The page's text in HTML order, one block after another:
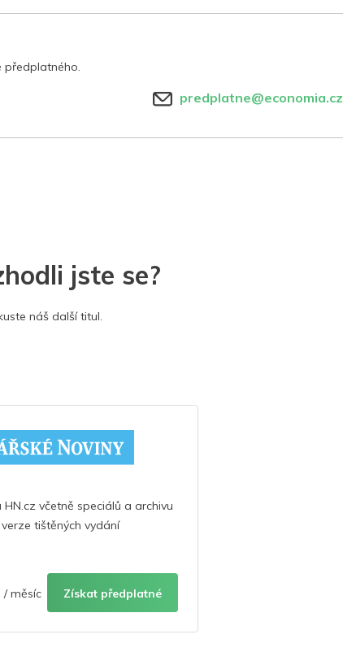
předplatného.
predplatne@economia.cz
jste se?
náš další titul.
HN.cz včetně speciálů a archivu
tištěných vydání
/ měsíc Získat předplatné